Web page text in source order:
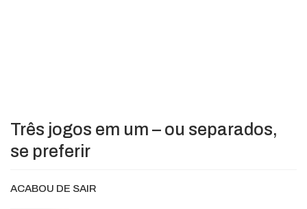
Três jogos em um – ou separados,
se preferir
ACABOU DE SAIR